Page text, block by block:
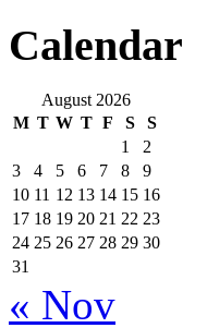
Calendar
August 2026
M T W T F S
S
1
2
3
4 5 6 7 8
9
10 11 12 13 14 15 16
17 18 19 20 21 22 23
24 25 26 27 28 29 30
31
« Nov